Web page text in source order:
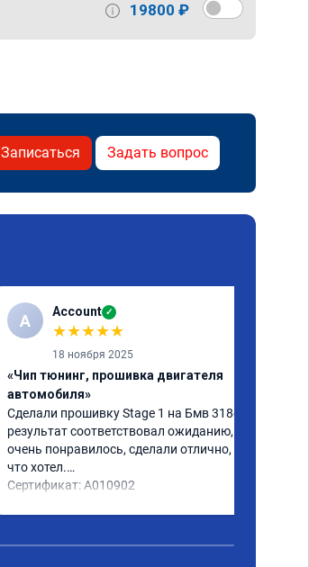
19800 ₽
Записаться Задать вопрос
A Account ✓
★★★★★
18 ноября 2025
«Чип тюнинг, прошивка двигателя
автомобиля»
Сделали прошивку Stage 1 на Бмв 318d,
результат соответствовал ожиданию, все
очень понравилось, сделали отлично, то
что хотел.
Сертификат: A010902